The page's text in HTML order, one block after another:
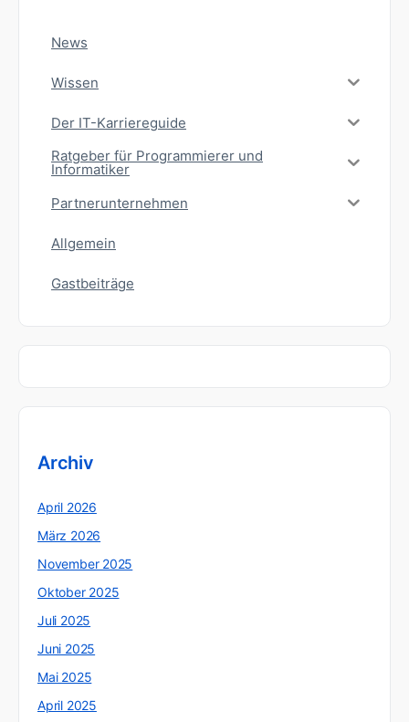
News
Wissen
Der IT-Karriereguide
Ratgeber für Programmierer und
Informatiker
Partnerunternehmen
Allgemein
Gastbeiträge
Archiv
April 2026
März 2026
November 2025
Oktober 2025
Juli 2025
Juni 2025
Mai 2025
April 2025